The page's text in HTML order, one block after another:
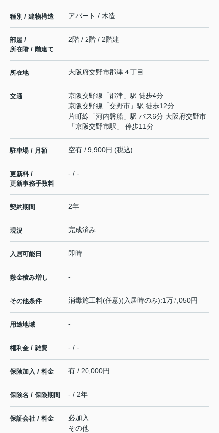
種別 / 建物構造 アパート / 木造
部屋 /
所在階 / 階建て
2階 / 2階 / 2階建
所在地 大阪府交野市郡津４丁目
交通 京阪交野線 「郡津 」駅 徒歩4分
京阪交野線 「交野市 」駅 徒歩12分
片町線 「河内磐船 」駅 バス6分 大阪府交野市
「京阪交野市駅」 停歩11分
駐車場 / 月額 空有 / 9,900円 (税込)
更新料 /
更新事務手数料
- / -
契約期間 2年
現況 完成済み
入居可能日 即時
敷金積み増し -
その他条件 消毒施工料(任意)(入居時のみ):1万7,050円
用途地域 -
権利金 / 雑費 - / -
保険加入 / 料金 有 / 20,000円
保険名 / 保険期間 - / 2年
保証会社 / 料金
必加入
その他